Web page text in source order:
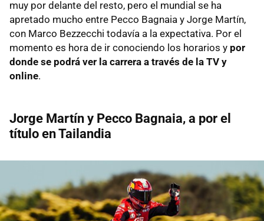
muy por delante del resto, pero el mundial se ha
apretado mucho entre Pecco Bagnaia y Jorge Martín,
con Marco Bezzecchi todavía a la expectativa. Por el
momento es hora de ir conociendo los horarios y por
donde se podrá ver la carrera a través de la TV y
online.
Jorge Martín y Pecco Bagnaia, a por el
título en Tailandia